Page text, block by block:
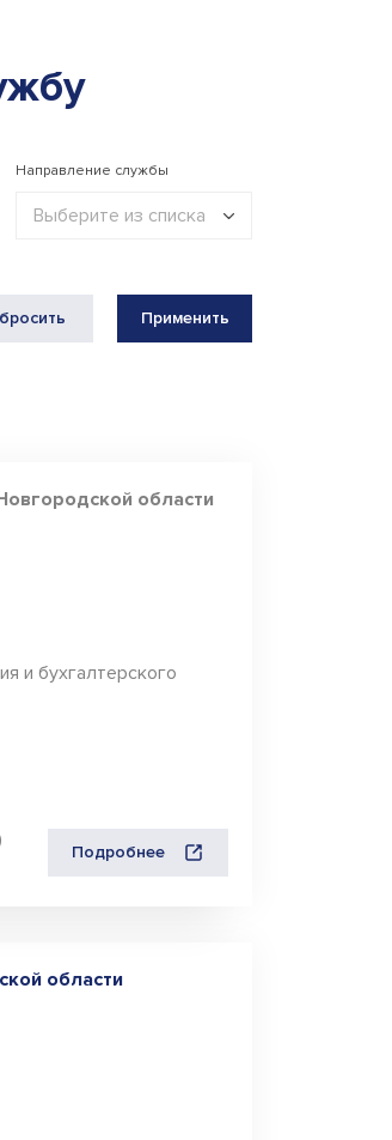
Направление службы
Выберите из списка
Муниципальная
Применить
области
и бухгалтерского
Подробнее
области